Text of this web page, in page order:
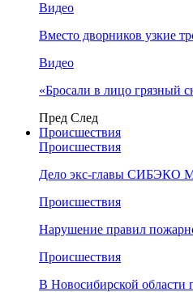
Видео
Вместо дворников узкие
Видео
«Бросали в лицо грязный
Пред След
Происшествия
Происшествия
Дело экс-главы СИБЭКО
Происшествия
Нарушение правил
Происшествия
В Новосибирской области